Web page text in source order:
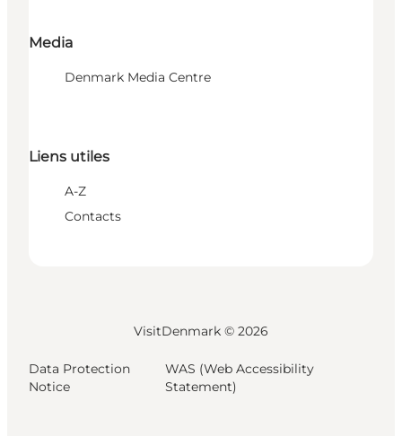
Media
Denmark Media Centre
Liens utiles
A-Z
Contacts
VisitDenmark © 2026
Data Protection
Notice
WAS (Web Accessibility
Statement)